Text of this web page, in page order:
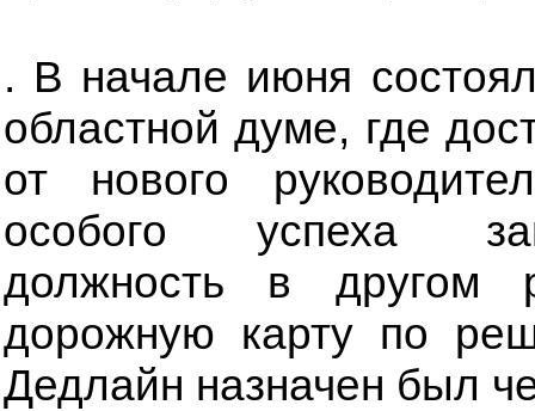
. В начале июня
областной думе, где
от нового
особого успеха
должность в другом
дорожную карту по
Дедлайн назначен был